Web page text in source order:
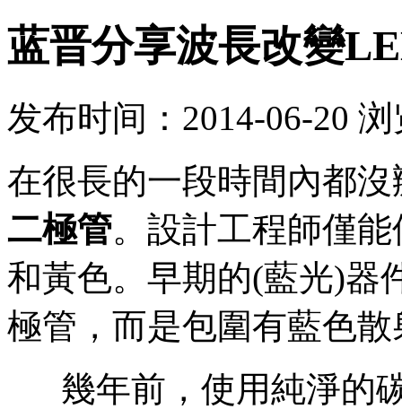
蓝晋分享波長改變
发布时间：2014-06-20
在很長的一段時間內都
二極管。設計工程師僅
和黃色。早期的(藍光)器
極管，而是包圍有藍色
幾年前，使用純淨的